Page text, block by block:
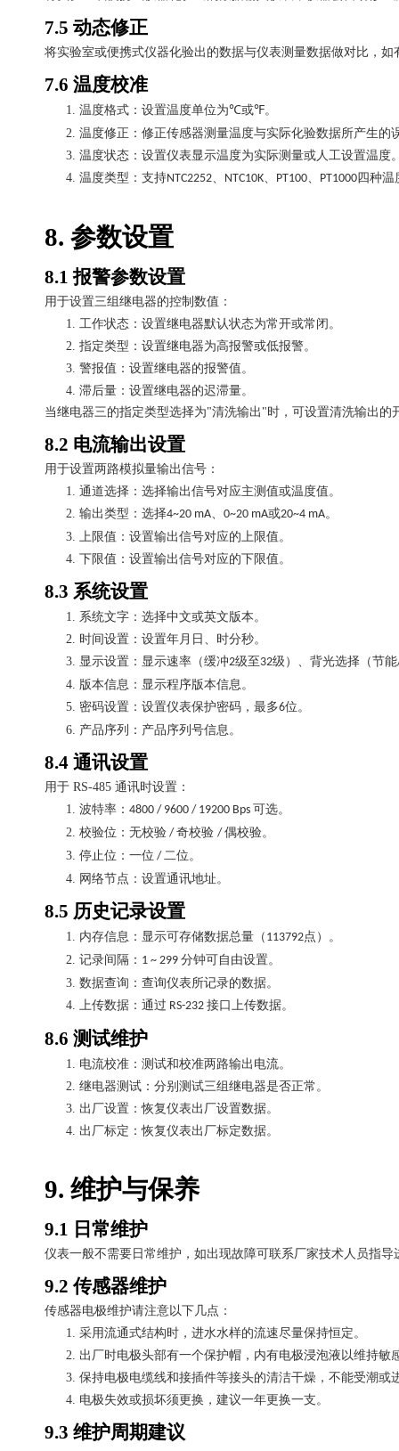
7.5 动态修正
将实验室或便携式仪器化验出的数据与仪表测量数据做对比，
7.6 温度校准
1. 温度格式：设置温度单位为℃或℉。
2. 温度修正：修正传感器测量温度与实际化验数据所产生的
3. 温度状态：设置仪表显示温度为实际测量或人工设置温度
4. 温度类型：支持NTC2252、 NTC10K、 PT100、 PT1000四种温
8. 参数设置
8.1报警参数设置
用于设置三组继电器的控制数值：
1. 工作状态：设置继电器默认状态为常开或常闭。
2. 指定类型：设置继电器为高报警或低报警。
3. 警报值：设置继电器的报警值。
4. 滞后量：设置继电器的迟滞量。
当继电器三的指定类型选择为"清洗输出 "时，可设置清洗输出的
8.2 电流输出设置
用于设置两路模拟量输出信号：
1. 通道选择：选择输出信号对应主测值或温度值。
2. 输出类型：选择4~20 mA、 0~20 mA或20~4 mA。
3. 上限值：设置输出信号对应的上限值。
4. 下限值：设置输出信号对应的下限值。
8.3 系统设置
1. 系统文字：选择中文或英文版本。
2. 时间设置：设置年月日、时分秒。
3. 显示设置：显示速率（缓冲2级至 32级）、背光选择（节能
4. 版本信息：显示程序版本信息。
5. 密码设置：设置仪表保护密码，最多6位。
6. 产品序列：产品序列号信息。
8.4 通讯设置
用于 RS-485 通讯时设置：
1. 波特率： 4800 / 9600 / 19200 Bps 可选。
2. 校验位：无校验 / 奇校验 / 偶校验。
3. 停止位：一位 / 二位。
4. 网络节点：设置通讯地址。
8.5 历史记录设置
1. 内存信息：显示可存储数据总量（ 113792点）。
2. 记录间隔： 1 ~ 299 分钟可自由设置。
3. 数据查询：查询仪表所记录的数据。
4. 上传数据：通过 RS-232 接口上传数据。
8.6 测试维护
1. 电流校准：测试和校准两路输出电流。
2. 继电器测试：分别测试三组继电器是否正常。
3. 出厂设置：恢复仪表出厂设置数据。
4. 出厂标定：恢复仪表出厂标定数据。
9. 维护与保养
9.1 日常维护
仪表一般不需要日常维护，如出现故障可联系厂家技术人员指导
9.2传感器维护
传感器电极维护请注意以下几点：
1. 采用流通式结构时，进水水样的流速尽量保持恒定。
2. 出厂时电极头部有一个保护帽，内有电极浸泡液以维持
3. 保持电极电缆线和接插件等接头的清洁干燥，不能受潮或
4. 电极失效或损坏须更换，建议一年更换一支。
9.3 维护周期建议